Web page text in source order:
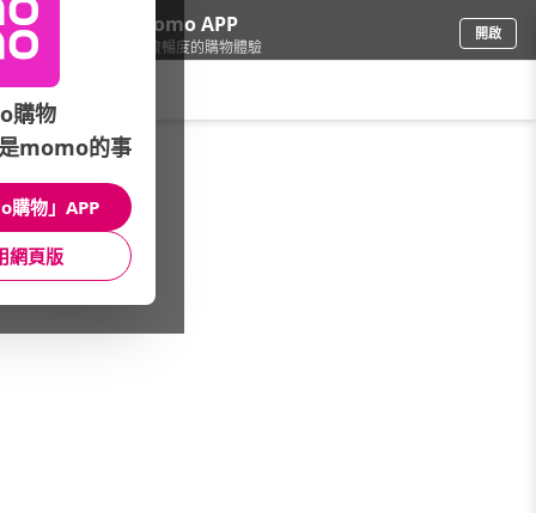
下載momo APP
給你3倍流暢度的購物體驗
開啟
車/機車用品/機車收納
館長推薦 月銷量
購物
momo的事
購物」APP
網頁版